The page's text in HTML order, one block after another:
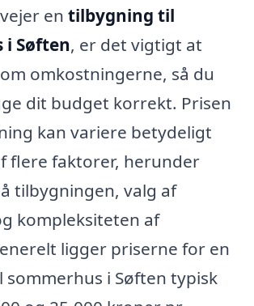
en tilbygning til
i Søften, er det vigtigt at
omkostningerne, så du
dit budget korrekt. Prisen
kan variere betydeligt
flere faktorer, herunder
tilbygningen, valg af
kompleksiteten af
ligger priserne for en
i Søften typisk